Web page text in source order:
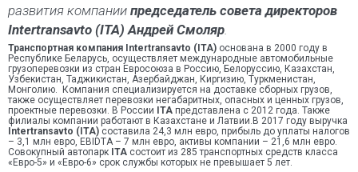
развития компании председатель совета директоров
Intertransavto (ITA) Андрей Смоляр
Транспортная компания Intertransavto (ITA) основана в 2000 году в
Республике Беларусь, осуществляет международные автомобильные
грузоперевозки из стран Евросоюза в Россию, Белоруссию, Казахстан,
Узбекистан, Таджикистан, Азербайджан, Киргизию, Туркменистан,
Монголию. Компания специализируется на доставке сборных грузов,
также осуществляет перевозки негабаритных, опасных и ценных грузов,
проектные перевозки. В России ITA представлена с 2012 года. Также
филиалы компании работают в Казахстане и Латвии.В 2017 году выручка
Intertransavto (ITA) составила 24,3 млн евро, прибыль до уплаты налогов
– 3,1 млн евро, EBIDTA – 7 млн евро, активы компании – 21,6 млн евро.
Совокупный автопарк ITA состоит из 285 транспортных средств класса
«Евро-5» и «Евро-6» срок службы которых не превышает 5 лет.